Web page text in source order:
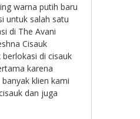
warna putih baru
untuk salah satu
di The Avani
Cisauk
di cisauk
karena
klien kami
dan juga